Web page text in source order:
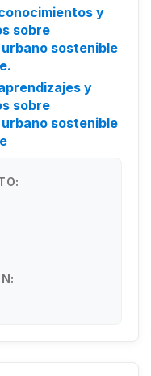
y
sobre
sostenible
y
sobre
sostenible